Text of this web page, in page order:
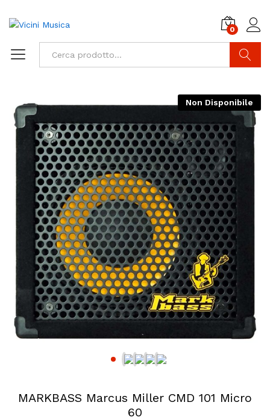
0
Non Disponibile
MARKBASS Marcus Miller CMD 101 Micro
60